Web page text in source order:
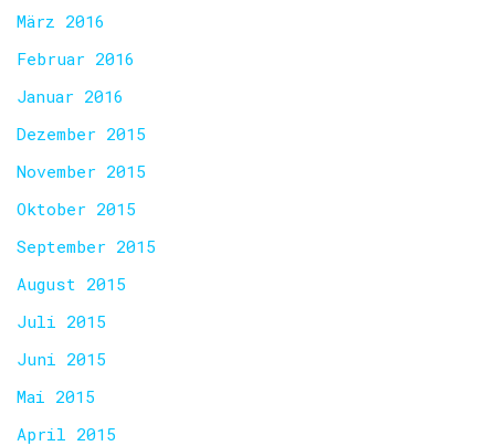
März 2016
Februar 2016
Januar 2016
Dezember 2015
November 2015
Oktober 2015
September 2015
August 2015
Juli 2015
Juni 2015
Mai 2015
April 2015